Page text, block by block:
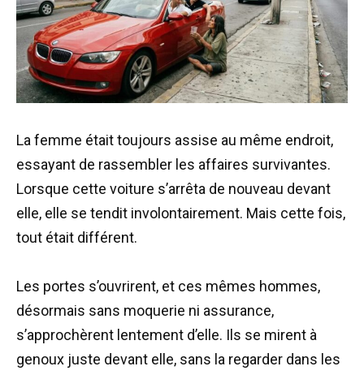
La femme était toujours assise au même endroit,
essayant de rassembler les affaires survivantes.
Lorsque cette voiture s’arrêta de nouveau devant
elle, elle se tendit involontairement. Mais cette fois,
tout était différent.
Les portes s’ouvrirent, et ces mêmes hommes,
désormais sans moquerie ni assurance,
s’approchèrent lentement d’elle. Ils se mirent à
genoux juste devant elle, sans la regarder dans les